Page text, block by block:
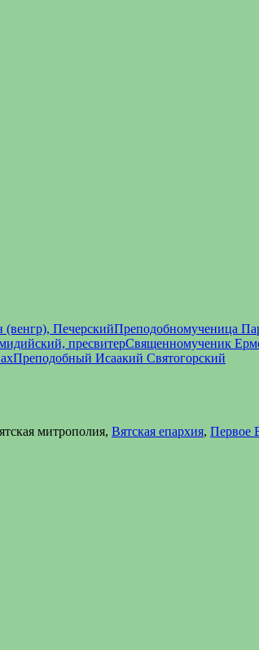
ПечерскийПреподобномученица
пресвитерСвященномученик
Преподобный Исаакий Святогорский
митрополия, Вятская епархия, Первое